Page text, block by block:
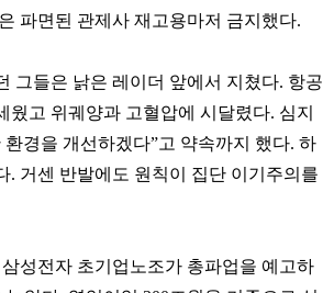
파면된 관제사 재고용마저 금지했다.
그들은 낡은 레이더 앞에서 지쳤다. 항공
고 위궤양과 고혈압에 시달렸다. 심지
경을 개선하겠다”고 약속까지 했다. 하
. 거센 반발에도 원칙이 집단 이기주의를
성전자 초기업노조가 총파업을 예고하